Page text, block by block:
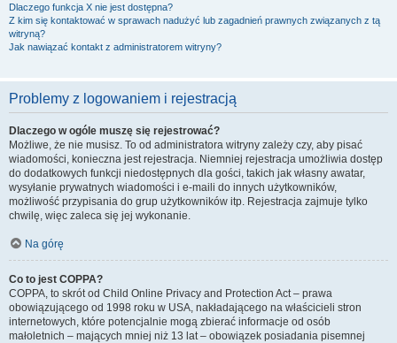
Dlaczego funkcja X nie jest dostępna?
Z kim się kontaktować w sprawach nadużyć lub zagadnień prawnych związanych z tą
witryną?
Jak nawiązać kontakt z administratorem witryny?
Problemy z logowaniem i rejestracją
Dlaczego w ogóle muszę się rejestrować?
Możliwe, że nie musisz. To od administratora witryny zależy czy, aby pisać
wiadomości, konieczna jest rejestracja. Niemniej rejestracja umożliwia dostęp
do dodatkowych funkcji niedostępnych dla gości, takich jak własny awatar,
wysyłanie prywatnych wiadomości i e-maili do innych użytkowników,
możliwość przypisania do grup użytkowników itp. Rejestracja zajmuje tylko
chwilę, więc zaleca się jej wykonanie.
Na górę
Co to jest COPPA?
COPPA, to skrót od Child Online Privacy and Protection Act – prawa
obowiązującego od 1998 roku w USA, nakładającego na właścicieli stron
internetowych, które potencjalnie mogą zbierać informacje od osób
małoletnich – mających mniej niż 13 lat – obowiązek posiadania pisemnej